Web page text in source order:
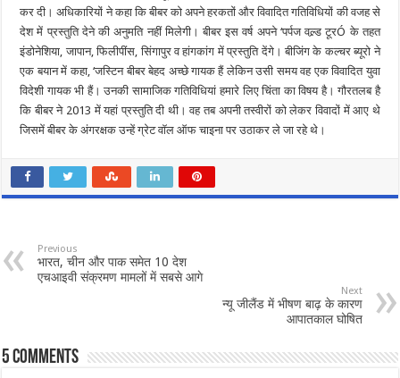
कर दी। अधिकारियों ने कहा कि बीबर को अपने हरकतों और विवादित गतिविधियों की वजह से
देश में प्रस्तुति देने की अनुमति नहीं मिलेगी। बीबर इस वर्ष अपने ‘पर्पज वल्र्ड टूरÓ के तहत
इंडोनेशिया, जापान, फिलीपींस, सिंगापुर व हांगकांग में प्रस्तुति देंगे। बीजिंग के कल्चर ब्यूरो ने
एक बयान में कहा, ‘जस्टिन बीबर बेहद अच्छे गायक हैं लेकिन उसी समय वह एक विवादित युवा
विदेशी गायक भी हैं। उनकी सामाजिक गतिविधियां हमारे लिए चिंता का विषय है। गौरतलब है
कि बीबर ने 2013 में यहां प्रस्तुति दी थी। वह तब अपनी तस्वीरों को लेकर विवादों में आए थे
जिसमें बीबर के अंगरक्षक उन्हें ग्रेट वॉल ऑफ चाइना पर उठाकर ले जा रहे थे।
Previous
भारत, चीन और पाक समेत 10 देश
एचआइवी संक्रमण मामलों में सबसे आगे
Next
न्यू जीलैंड में भीषण बाढ़ के कारण
आपातकाल घोषित
5 comments